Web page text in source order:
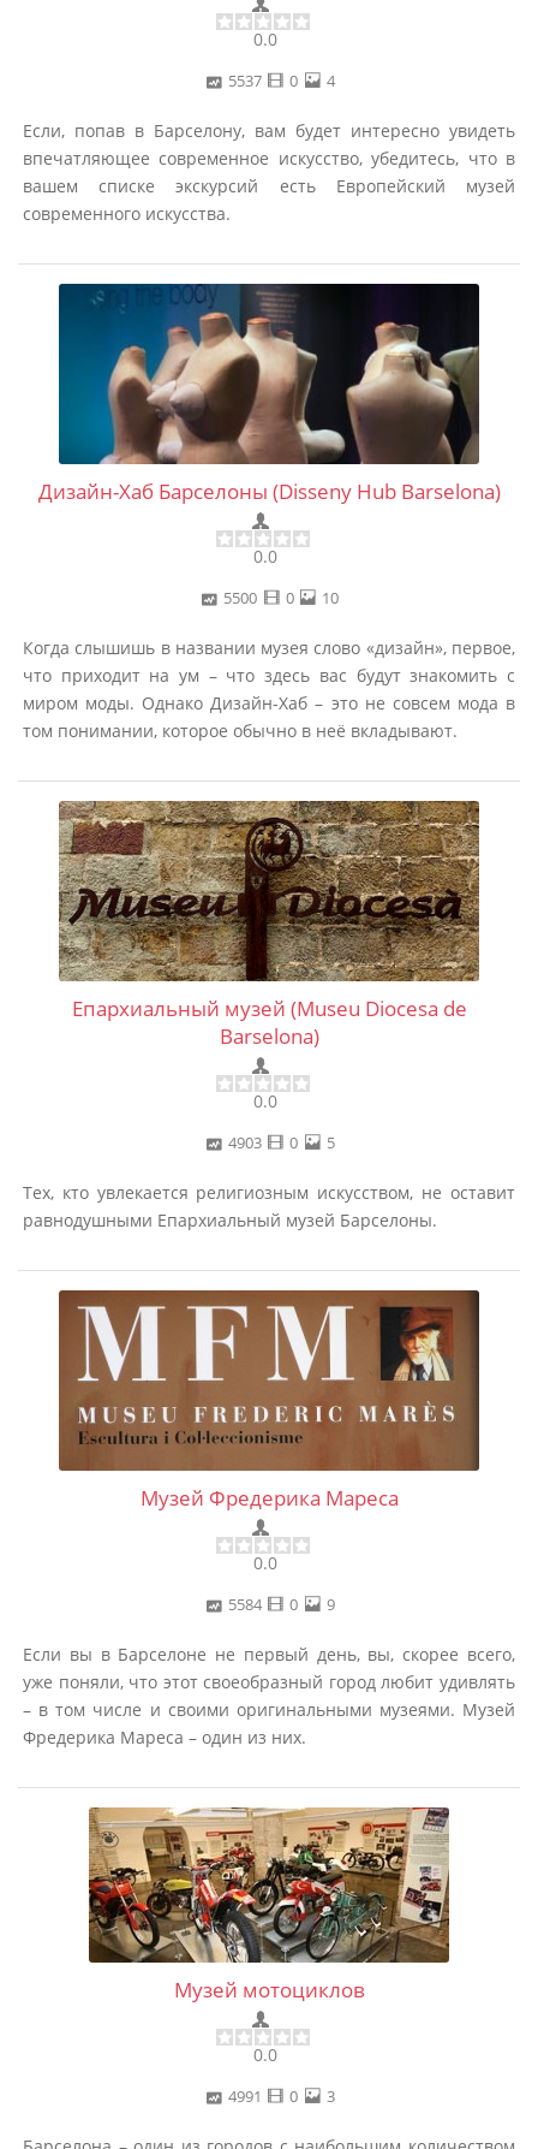
0.0
5537 0 4
Если, попав в Барселону, вам будет интересно увидеть
впечатляющее современное искусство, убедитесь, что в
вашем списке экскурсий есть Европейский музей
современного искусства.
Дизайн-Хаб Барселоны (Disseny Hub Barselona)
0.0
5500 0 10
Когда слышишь в названии музея слово «дизайн», первое,
что приходит на ум – что здесь вас будут знакомить с
миром моды. Однако Дизайн-Хаб – это не совсем мода в
том понимании, которое обычно в неё вкладывают.
Епархиальный музей (Museu Diocesa de
Barselona)
0.0
4903 0 5
Тех, кто увлекается религиозным искусством, не оставит
равнодушными Епархиальный музей Барселоны.
Музей Фредерика Мареса
0.0
5584 0 9
Если вы в Барселоне не первый день, вы, скорее всего,
уже поняли, что этот своеобразный город любит удивлять
– в том числе и своими оригинальными музеями. Музей
Фредерика Мареса – один из них.
Музей мотоциклов
0.0
4991 0 3